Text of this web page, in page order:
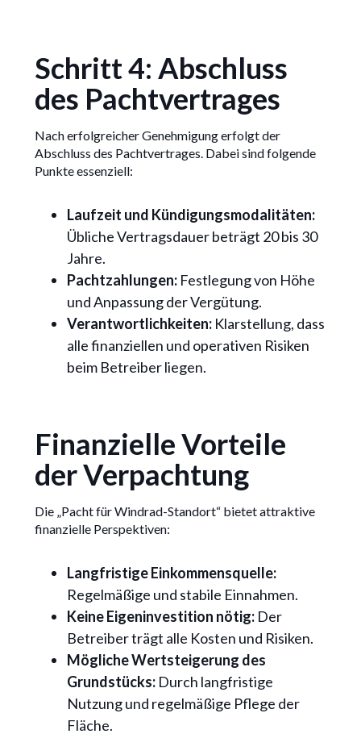
Schritt 4: Abschluss
des Pachtvertrages
Nach erfolgreicher Genehmigung erfolgt der
Abschluss des Pachtvertrages. Dabei sind folgende
Punkte essenziell:
Laufzeit und Kündigungsmodalitäten:
Übliche Vertragsdauer beträgt 20 bis 30
Jahre.
Pachtzahlungen:Festlegung von Höhe
und Anpassung der Vergütung.
Verantwortlichkeiten:Klarstellung, dass
alle finanziellen und operativen Risiken
beim Betreiber liegen.
Finanzielle Vorteile
der Verpachtung
Die „Pacht für Windrad-Standort“ bietet attraktive
finanzielle Perspektiven:
Langfristige Einkommensquelle:
Regelmäßige und stabile Einnahmen.
Keine Eigeninvestition nötig:Der
Betreiber trägt alle Kosten und Risiken.
Mögliche Wertsteigerung des
Grundstücks:Durch langfristige
Nutzung und regelmäßige Pflege der
Fläche.